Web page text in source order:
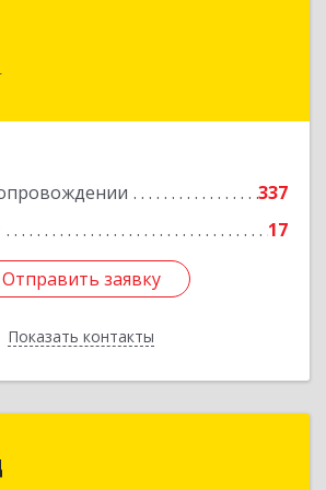
337
17
Отправить заявку
Показать контакты
Петербург г, Правды ул, дом №
Отправить заявку
Назад